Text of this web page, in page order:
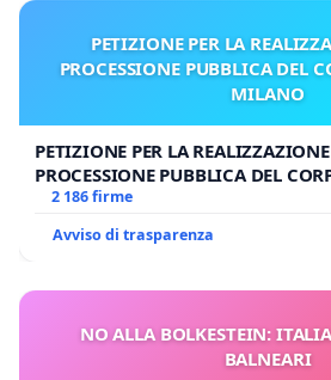
PETIZIONE PER LA
PROCESSIONE PUBBLICA DEL
MILANO
PETIZIONE PER LA
PROCESSIONE PUBBLICA DEL
MILANO
2 186 firme
Avviso di trasparenza
NO ALLA BOLKESTEIN:
BALNEARI